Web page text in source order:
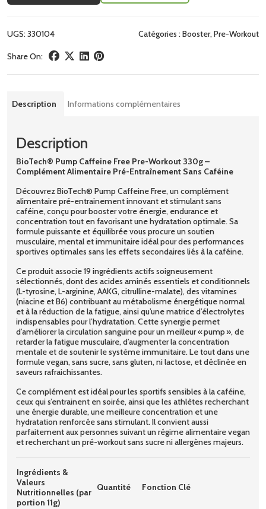
UGS:330104 Catégories :Booster, Pre-Workout
Share On:
Description Informations complémentaires
Description
BioTech® Pump Caffeine Free Pre-Workout 330g –
Complément Alimentaire Pré-Entraînement Sans Caféine
Découvrez BioTech® Pump Caffeine Free, un complément
alimentaire pré-entrainement innovant et stimulant sans
caféine, conçu pour booster votre énergie, endurance et
concentration tout en favorisant une hydratation optimale. Sa
formule puissante et équilibrée vous procure un soutien
musculaire, mental et immunitaire idéal pour des performances
sportives optimales sans les effets secondaires liés à la caféine.
Ce produit associe 19 ingrédients actifs soigneusement
sélectionnés, dont des acides aminés essentiels et conditionnels
(L-tyrosine, L-arginine, AAKG, citrulline-malate), des vitamines
(niacine et B6) contribuant au métabolisme énergétique normal
et à la réduction de la fatigue, ainsi qu’une matrice d’électrolytes
indispensables pour l’hydratation. Cette synergie permet
d’améliorer la circulation sanguine pour un meilleur « pump », de
retarder la fatigue musculaire, d’augmenter la concentration
mentale et de soutenir le système immunitaire. Le tout dans une
formule vegan, sans sucre, sans gluten, ni lactose, et déclinée en
saveurs rafraichissantes.
Ce complément est idéal pour les sportifs sensibles à la caféine,
ceux qui s’entrainent en soirée, ainsi que les athlètes recherchant
une énergie durable, une meilleure concentration et une
hydratation renforcée sans stimulant. Il convient aussi
parfaitement aux personnes suivant un régime alimentaire vegan
et recherchant un pré-workout sans sucre ni allergènes majeurs.
Ingrédients &
Valeurs
Nutritionnelles (par
portion 11g)
Quantité Fonction Clé